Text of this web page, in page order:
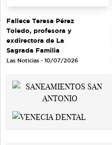
Fallece Teresa Pérez
Toledo, profesora y
exdirectora de La
Sagrada Familia
Las Noticias - 10/07/2026